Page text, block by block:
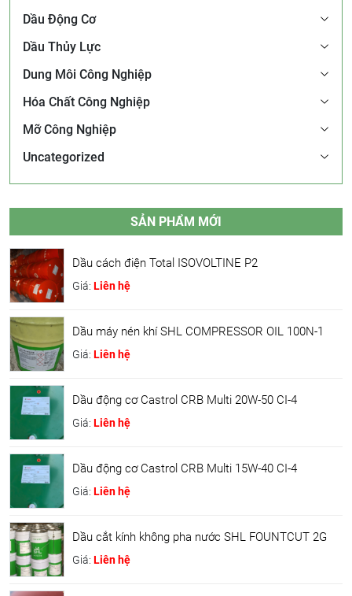
Dầu Động Cơ
Dầu Thủy Lực
Dung Môi Công Nghiệp
Hóa Chất Công Nghiệp
Mỡ Công Nghiệp
Uncategorized
SẢN PHẨM MỚI
Dầu cách điện Total ISOVOLTINE P2
Giá: Liên hệ
Dầu máy nén khí SHL COMPRESSOR OIL 100N-1
Giá: Liên hệ
Dầu động cơ Castrol CRB Multi 20W-50 CI-4
Giá: Liên hệ
Dầu động cơ Castrol CRB Multi 15W-40 CI-4
Giá: Liên hệ
Dầu cắt kính không pha nước SHL FOUNTCUT 2G
Giá: Liên hệ